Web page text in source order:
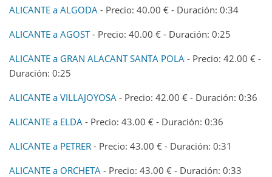
ALICANTE a ALGODA - Precio: 40.00 € - Duración: 0:34
ALICANTE a AGOST- Precio: 40.00 € - Duración: 0:25
ALICANTE a GRAN ALACANT SANTA POLA - Precio: 42.00 € -
Duración: 0:25
ALICANTE a VILLAJOYOSA - Precio: 42.00 € - Duración: 0:36
ALICANTE a ELDA - Precio: 43.00 € - Duración: 0:36
ALICANTE a PETRER - Precio: 43.00 € - Duración: 0:31
ALICANTE a ORCHETA - Precio: 43.00 € - Duración: 0:33